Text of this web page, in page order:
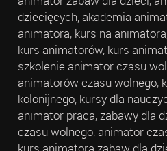
dziecięcych, akademia
animatora, kurs na
kurs animatorów, kurs
szkolenie animator czasu
animatorów czasu wolnego,
kolonijnego, kursy dla
animator praca, zabawy dla
czasu wolnego, animator
kurs animatora zabaw dla